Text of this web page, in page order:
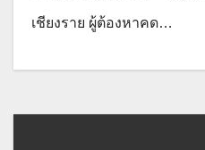
เชียงราย ผู้ต้องหาคด…